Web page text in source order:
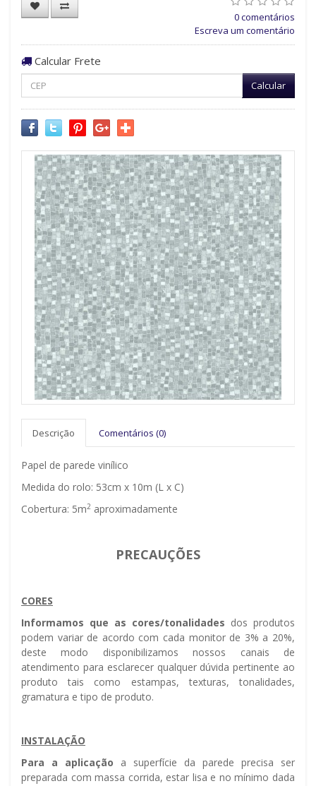
0 comentários
Escreva um comentário
Calcular Frete
Calcular
Descrição Comentários (0)
Papel de parede vinílico
Medida do rolo: 53cm x 10m (L x C)
Cobertura: 5m2 aproximadamente
PRECAUÇÕES
CORES
Informamos que as cores/tonalidades dos produtos
podem variar de acordo com cada monitor de 3% a 20%,
deste modo disponibilizamos nossos canais de
atendimento para esclarecer qualquer dúvida pertinente ao
produto tais como estampas, texturas, tonalidades,
gramatura e tipo de produto.
INSTALAÇÃO
Para a aplicação a superfície da parede precisa ser
preparada com massa corrida, estar lisa e no mínimo dada